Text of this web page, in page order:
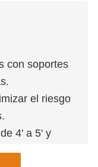
con soportes
el riesgo
4' a 5' y
para